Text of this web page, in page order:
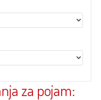
za pojam: